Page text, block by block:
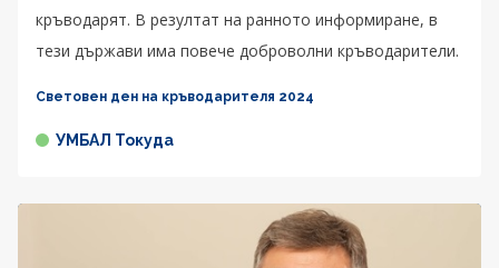
кръводарят. В резултат на ранното информиране, в
тези държави има повече доброволни кръводарители.
Световен ден на кръводарителя 2024
УМБАЛ Токуда